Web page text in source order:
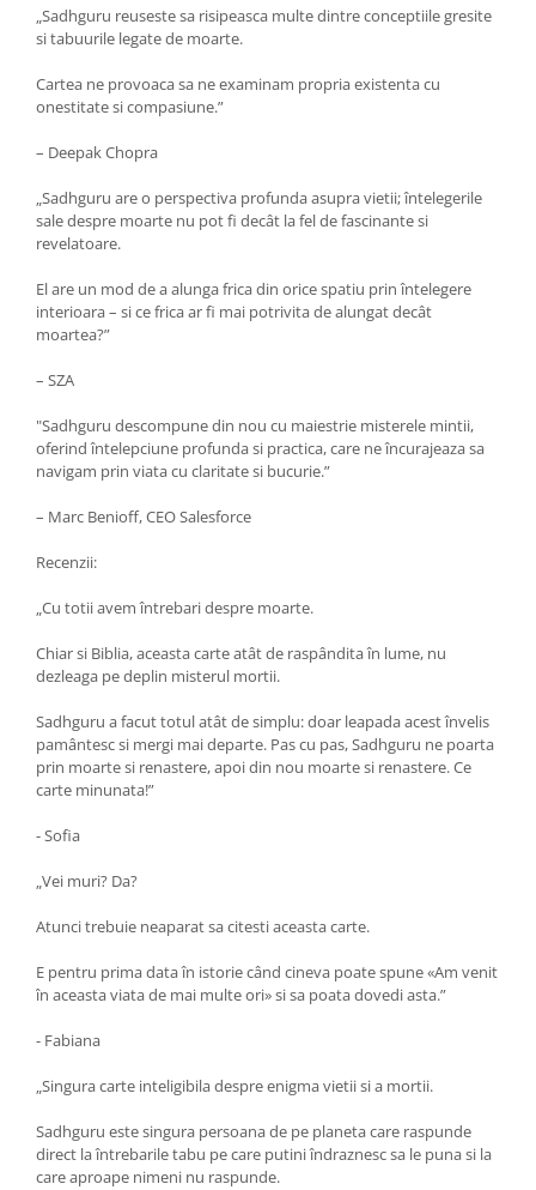
„Sadhguru reuseste sa risipeasca multe dintre conceptiile gresite
si tabuurile legate de moarte.
Cartea ne provoaca sa ne examinam propria existenta cu
onestitate si compasiune.”
– Deepak Chopra
„Sadhguru are o perspectiva profunda asupra vietii; întelegerile
sale despre moarte nu pot fi decât la fel de fascinante si
revelatoare.
El are un mod de a alunga frica din orice spatiu prin întelegere
interioara – si ce frica ar fi mai potrivita de alungat decât
moartea?”
– SZA
"Sadhguru descompune din nou cu maiestrie misterele mintii,
oferind întelepciune profunda si practica, care ne încurajeaza sa
navigam prin viata cu claritate si bucurie.”
– Marc Benioff, CEO Salesforce
Recenzii:
„Cu totii avem întrebari despre moarte.
Chiar si Biblia, aceasta carte atât de raspândita în lume, nu
dezleaga pe deplin misterul mortii.
Sadhguru a facut totul atât de simplu: doar leapada acest învelis
pamântesc si mergi mai departe. Pas cu pas, Sadhguru ne poarta
prin moarte si renastere, apoi din nou moarte si renastere. Ce
carte minunata!”
- Sofia
„Vei muri? Da?
Atunci trebuie neaparat sa citesti aceasta carte.
E pentru prima data în istorie când cineva poate spune «Am venit
în aceasta viata de mai multe ori» si sa poata dovedi asta.”
- Fabiana
„Singura carte inteligibila despre enigma vietii si a mortii.
Sadhguru este singura persoana de pe planeta care raspunde
direct la întrebarile tabu pe care putini îndraznesc sa le puna si la
care aproape nimeni nu raspunde.